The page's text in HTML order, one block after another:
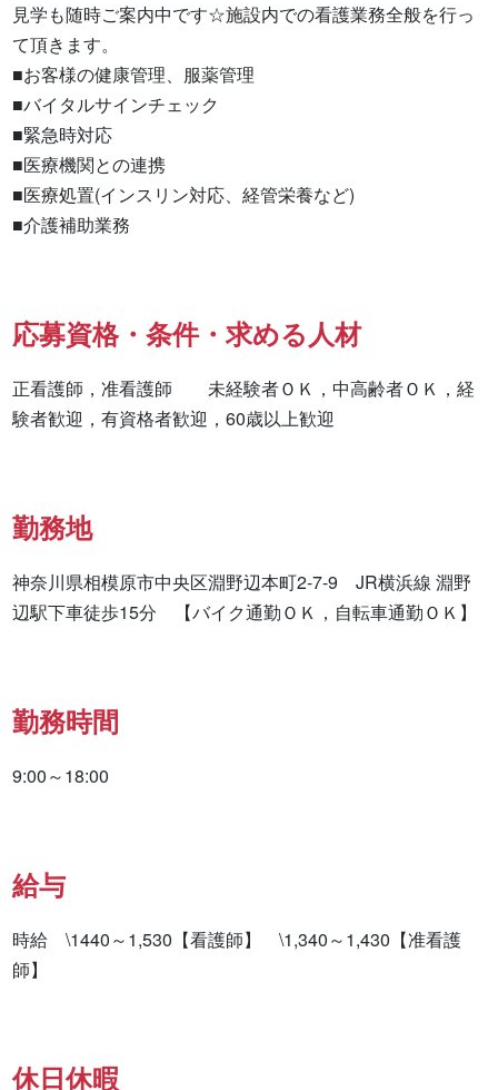
見学も随時ご案内中です☆施設内での看護業務全般を行っ
て頂きます。
■お客様の健康管理、服薬管理
■バイタルサインチェック
■緊急時対応
■医療機関との連携
■医療処置(インスリン対応、経管栄養など)
■介護補助業務
応募資格・条件・求める人材
正看護師，准看護師　　未経験者ＯＫ，中高齢者ＯＫ，経
験者歓迎，有資格者歓迎，60歳以上歓迎
勤務地
神奈川県相模原市中央区淵野辺本町2-7-9　JR横浜線 淵野
辺駅下車徒歩15分　【バイク通勤ＯＫ，自転車通勤ＯＫ】
勤務時間
9:00～18:00
給与
時給　\1440～1,530【看護師】　\1,340～1,430【准看護
師】
休日休暇